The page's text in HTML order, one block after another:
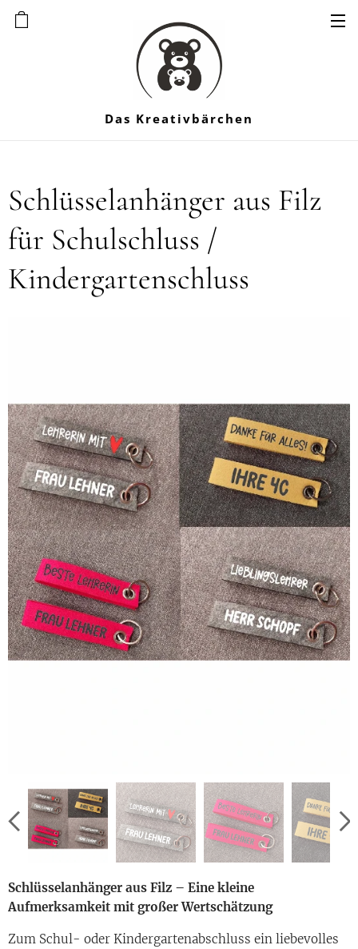
Das Kreativbärchen
Schlüsselanhänger aus Filz
für Schulschluss /
Kindergartenschluss
erhältliche Farben
Schlüsselanhänger aus Filz – Eine kleine
Aufmerksamkeit mit großer Wertschätzung
Zum Schul- oder Kindergartenabschluss ein liebevolles